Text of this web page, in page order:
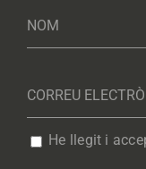
He llegit i